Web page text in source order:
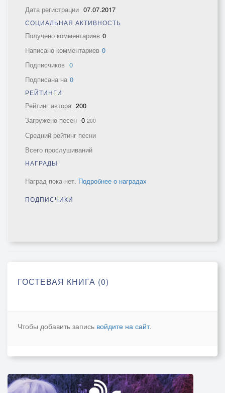
Дата регистрации 07.07.2017
СОЦИАЛЬНАЯ АКТИВНОСТЬ
Получено комментариев 0
Написано комментариев 0
Подписчиков 0
Подписана на 0
РЕЙТИНГИ
Рейтинг автора 200
Загружено песен 0 200
Средний рейтинг песни
Всего прослушиваний
НАГРАДЫ
Наград пока нет. Подробнее о наградах
ПОДПИСЧИКИ
ГОСТЕВАЯ КНИГА (0)
Чтобы добавить запись войдите на сайт.